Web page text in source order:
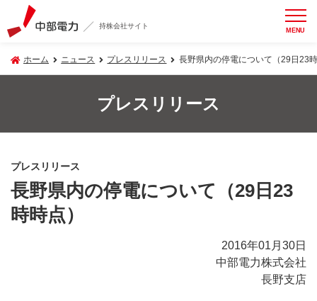
持株会社サイト MENU
ホーム ニュース プレスリリース 長野県内の停電について（29日23
プレスリリース
プレスリリース
長野県内の停電について（29日23
時時点）
2016年01月30日
中部電力株式会社
長野支店